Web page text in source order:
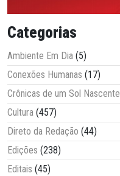
Categorias
Ambiente Em Dia (5)
Conexões Humanas (17)
Crônicas de um Sol Nascente
Cultura (457)
Direto da Redação (44)
Edições (238)
Editais (45)